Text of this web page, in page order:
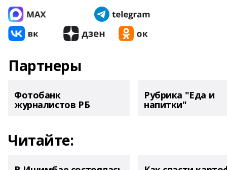
Партнеры
Фотобанк
журналистов РБ
Рубрика "Еда и
напитки"
Читайте: